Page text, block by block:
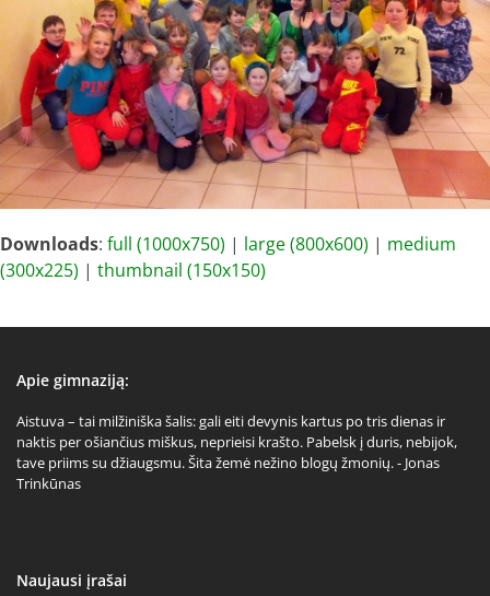
Downloads: full (1000x750) | large (800x600) | medium
(300x225) | thumbnail (150x150)
Apie gimnaziją:
Aistuva – tai milžiniška šalis: gali eiti devynis kartus po tris dienas ir
naktis per ošiančius miškus, neprieisi krašto. Pabelsk į duris, nebijok,
tave priims su džiaugsmu. Šita žemė nežino blogų žmonių. - Jonas
Trinkūnas
Naujausi įrašai